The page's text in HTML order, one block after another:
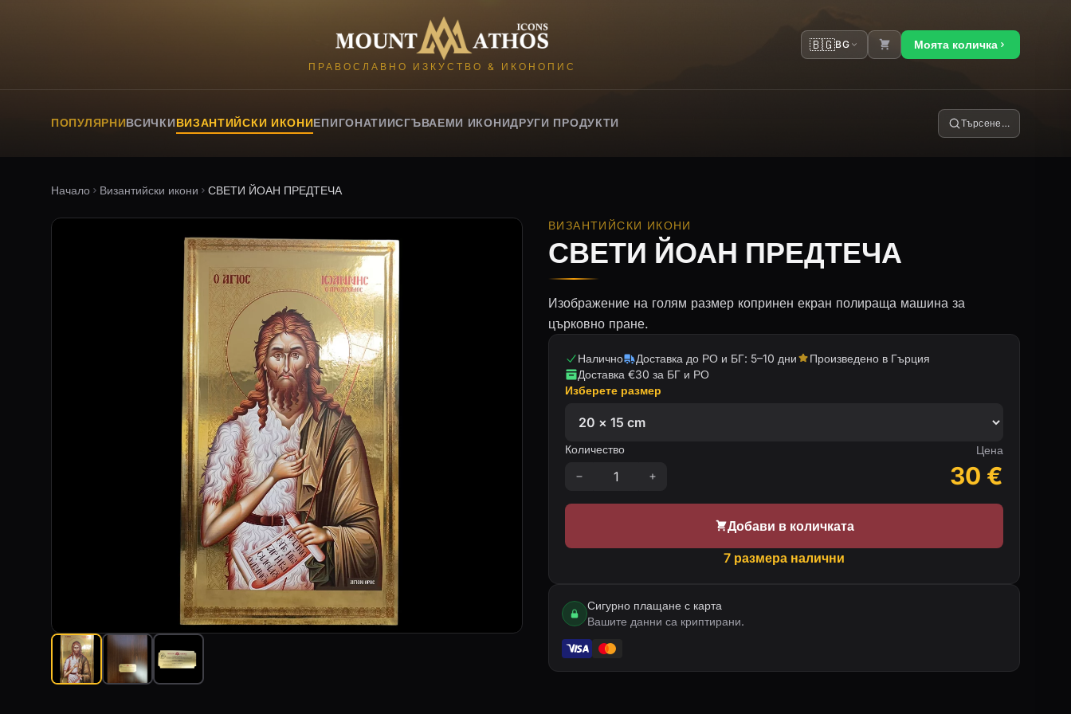
Mount Athos Icons
ПРАВОСЛАВНО ИЗКУСТВО & ИКОНОПИС
🇧🇬BG Моята количка
ПОПУЛЯРНИВСИЧКИВИЗАНТИЙСКИ ИКОНИЕПИГОНАТИИСГЪВАЕМИ ИКОНИДРУГИ ПРОДУКТИ Търсене…
Начало Византийски икони СВЕТИ ЙОАН ПРЕДТЕЧА
ВИЗАНТИЙСКИ ИКОНИ
СВЕТИ ЙОАН ПРЕДТЕЧА
Изображение на голям размер копринен екран полираща машина за
църковно пране.
Налично Доставка до РО и БГ: 5–10 дни
Произведено в Гърция
Доставка €30 за БГ и РО
Изберете размер
Количество Цена
30 €
Добави в количката
7 размера налични
Сигурно плащане с карта
Вашите данни са криптирани.